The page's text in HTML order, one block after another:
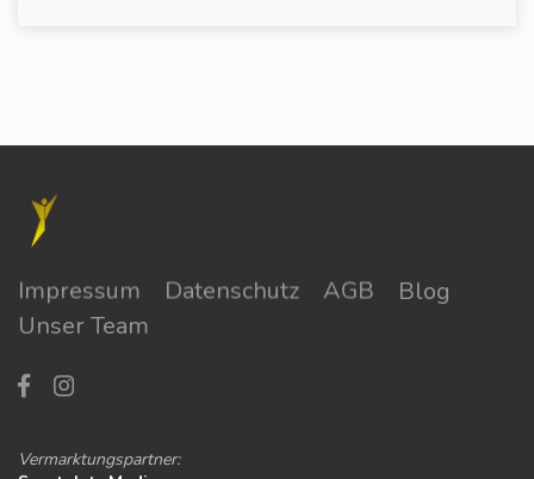
Impressum Datenschutz AGB
Blog
Unser Team
Vermarktungspartner: